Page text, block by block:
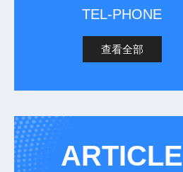
TEL-PHONE
查看全部
ARTICLE